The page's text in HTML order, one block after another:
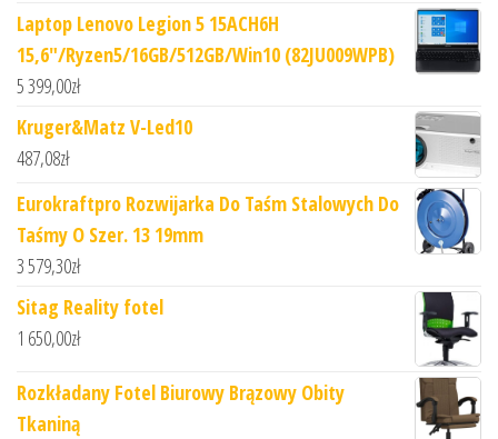
Laptop Lenovo Legion 5 15ACH6H
15,6"/Ryzen5/16GB/512GB/Win10 (82JU009WPB)
5 399,00zł
Kruger&Matz V-Led10
487,08zł
Eurokraftpro Rozwijarka Do Taśm Stalowych Do
Taśmy O Szer. 13 19mm
3 579,30zł
Sitag Reality fotel
1 650,00zł
Rozkładany Fotel Biurowy Brązowy Obity
Tkaniną